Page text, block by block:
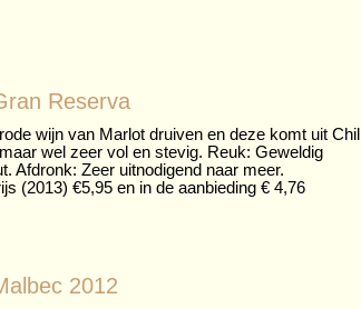
Reserva
wijn van Marlot druiven en deze komt uit
wel zeer vol en stevig. Reuk: Geweldig
Afdronk: Zeer uitnodigend naar meer.
(2013) €5,95 en in de aanbieding € 4,76
2012